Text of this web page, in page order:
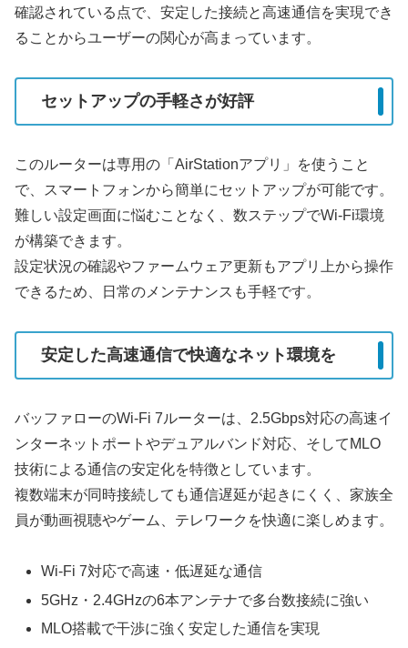
確認されている点で、安定した接続と高速通信を実現でき
ることからユーザーの関心が高まっています。
セットアップの手軽さが好評
このルーターは専用の「AirStationアプリ」を使うこと
で、スマートフォンから簡単にセットアップが可能です。
難しい設定画面に悩むことなく、数ステップでWi-Fi環境
が構築できます。
設定状況の確認やファームウェア更新もアプリ上から操作
できるため、日常のメンテナンスも手軽です。
安定した高速通信で快適なネット環境を
バッファローのWi-Fi 7ルーターは、2.5Gbps対応の高速イ
ンターネットポートやデュアルバンド対応、そしてMLO
技術による通信の安定化を特徴としています。
複数端末が同時接続しても通信遅延が起きにくく、家族全
員が動画視聴やゲーム、テレワークを快適に楽しめます。
Wi-Fi 7対応で高速・低遅延な通信
5GHz・2.4GHzの6本アンテナで多台数接続に強い
MLO搭載で干渉に強く安定した通信を実現